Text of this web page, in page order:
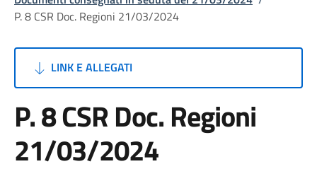
P. 8 CSR Doc. Regioni 21/03/2024
LINK E ALLEGATI
P. 8 CSR Doc. Regioni
21/03/2024